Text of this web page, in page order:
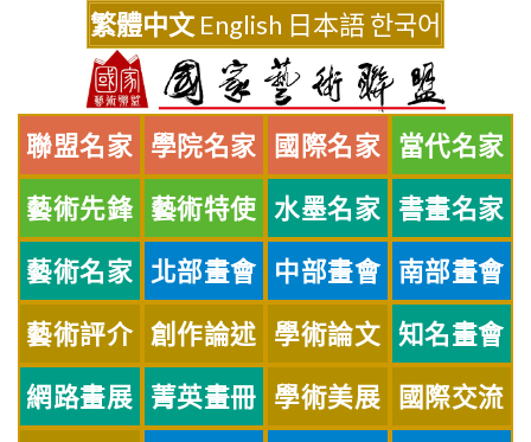
繁體中文 English 日本語한국어
聯盟名家 學院名家 國際名家 當代名家
藝術先鋒 藝術特使 水墨名家 書畫名家
藝術名家 北部畫會 中部畫會 南部畫會
藝術評介 創作論述 學術論文 知名畫會
網路畫展 菁英畫冊 學術美展 國際交流